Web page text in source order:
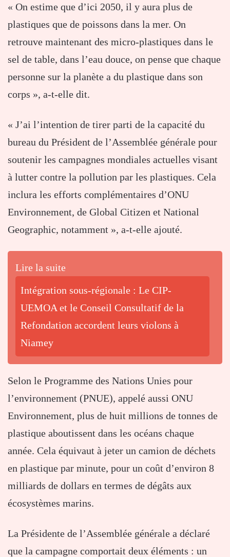
« On estime que d’ici 2050, il y aura plus de
plastiques que de poissons dans la mer. On
retrouve maintenant des micro-plastiques dans le
sel de table, dans l’eau douce, on pense que chaque
personne sur la planète a du plastique dans son
corps », a-t-elle dit.
« J’ai l’intention de tirer parti de la capacité du
bureau du Président de l’Assemblée générale pour
soutenir les campagnes mondiales actuelles visant
à lutter contre la pollution par les plastiques. Cela
inclura les efforts complémentaires d’ONU
Environnement, de Global Citizen et National
Geographic, notamment », a-t-elle ajouté.
Lire la suite
Intégration sous-régionale : Le CIP-
UEMOA et le Conseil Consultatif de la
Refondation accordent leurs violons à
Niamey
Selon le Programme des Nations Unies pour
l’environnement (PNUE), appelé aussi ONU
Environnement, plus de huit millions de tonnes de
plastique aboutissent dans les océans chaque
année. Cela équivaut à jeter un camion de déchets
en plastique par minute, pour un coût d’environ 8
milliards de dollars en termes de dégâts aux
écosystèmes marins.
La Présidente de l’Assemblée générale a déclaré
que la campagne comportait deux éléments : un